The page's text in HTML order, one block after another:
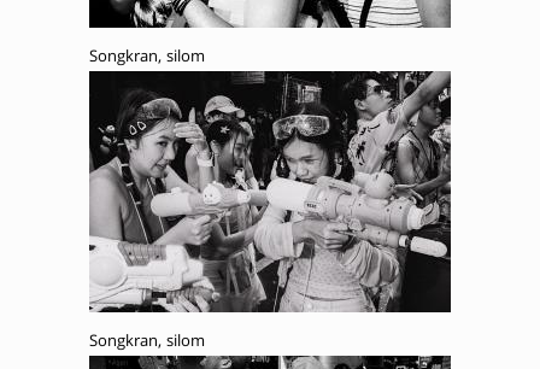
Songkran, silom
Songkran, silom